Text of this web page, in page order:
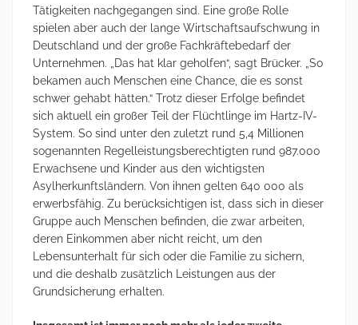
Tätigkeiten nachgegangen sind. Eine große Rolle
spielen aber auch der lange Wirtschaftsaufschwung in
Deutschland und der große Fachkräftebedarf der
Unternehmen. „Das hat klar geholfen“, sagt Brücker. „So
bekamen auch Menschen eine Chance, die es sonst
schwer gehabt hätten.“ Trotz dieser Erfolge befindet
sich aktuell ein großer Teil der Flüchtlinge im Hartz-IV-
System. So sind unter den zuletzt rund 5,4 Millionen
sogenannten Regelleistungsberechtigten rund 987.000
Erwachsene und Kinder aus den wichtigsten
Asylherkunftsländern. Von ihnen gelten 640 000 als
erwerbsfähig. Zu berücksichtigen ist, dass sich in dieser
Gruppe auch Menschen befinden, die zwar arbeiten,
deren Einkommen aber nicht reicht, um den
Lebensunterhalt für sich oder die Familie zu sichern,
und die deshalb zusätzlich Leistungen aus der
Grundsicherung erhalten.